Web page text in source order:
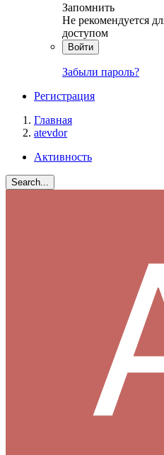
Запомнить
Не рекомендуется
доступом
Войти
Забыли пароль?
Регистрация
Главная
atevdor
Активность
Search...